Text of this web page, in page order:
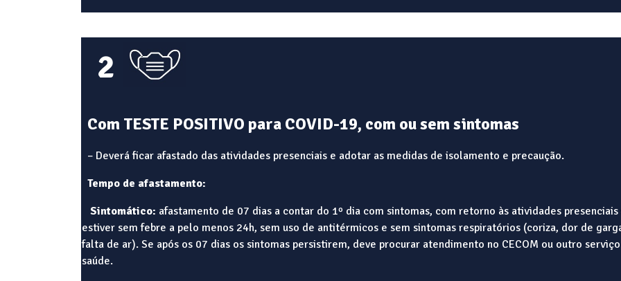
2
Com TESTE POSITIVO para COVID-19, com ou sem sintomas
– Deverá ficar afastado das atividades presenciais e adotar as medidas de isolamento e precaução.
Tempo de afastamento:
Sintomático: afastamento de 07 dias a contar do 1º dia com sintomas, com retorno às atividades presenciais
estiver sem febre a pelo menos 24h, sem uso de antitérmicos e sem sintomas respiratórios (coriza, dor de
falta de ar). Se após os 07 dias os sintomas persistirem, deve procurar atendimento no CECOM ou outro
saúde.